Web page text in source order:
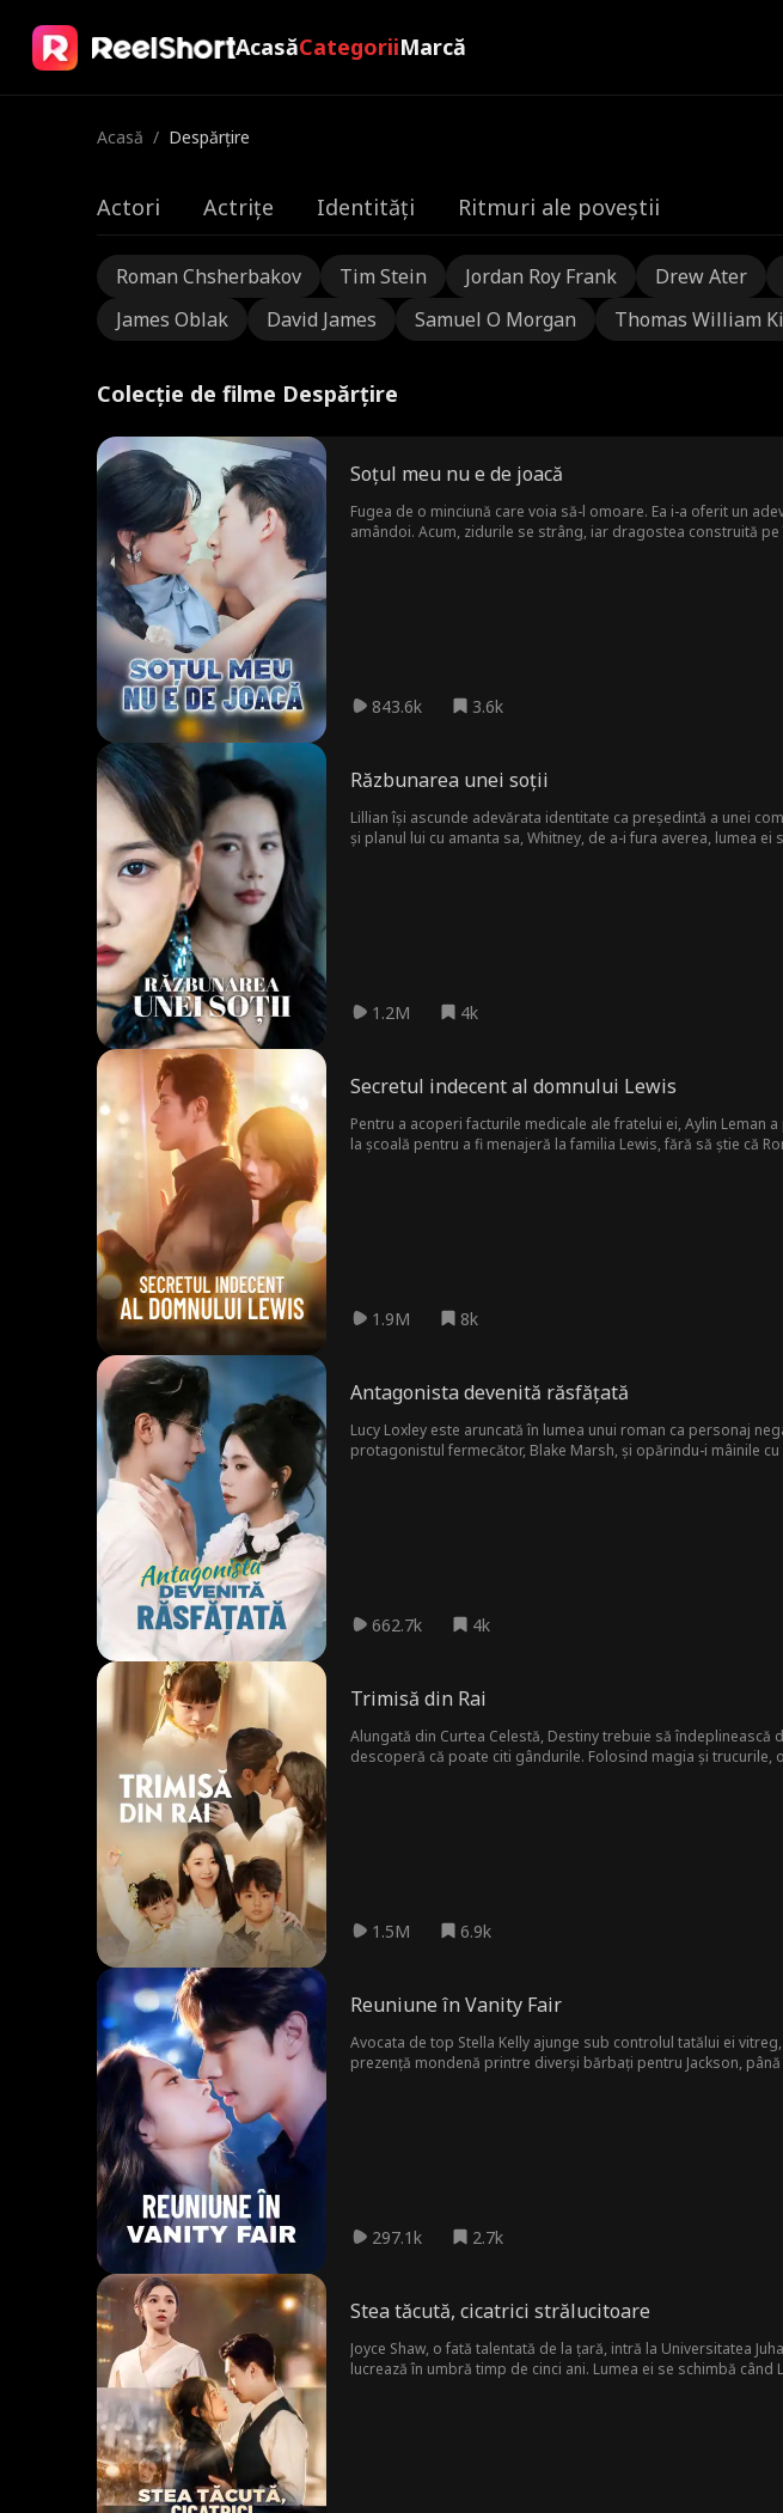
AcasăCategoriiMarcă
Acasă / Despărțire
Actori Actrițe Identități Ritmuri ale poveștii
Roman Chsherbakov Tim Stein Jordan Roy Frank Drew Ater
James Oblak
David James Samuel O Morgan Thomas William
Colecție de filme Despărțire
Soțul meu nu e de joacă
Fugea de o minciună care voia să-l omoare. Ea i-a oferit un
amândoi. Acum, zidurile se strâng, iar dragostea construită
843.6k 3.6k
Răzbunarea unei soții
Lillian își ascunde adevărata identitate ca președintă a unei
și planul lui cu amanta sa, Whitney, de a-i fura averea, lumea
1.2M 4k
Secretul indecent al domnului Lewis
Pentru a acoperi facturile medicale ale fratelui ei, Aylin Leman
la școală pentru a fi menajeră la familia Lewis, fără să știe că
1.9M 8k
Antagonista devenită răsfățată
Lucy Loxley este aruncată în lumea unui roman ca personaj
protagonistul fermecător, Blake Marsh, și opărindu-i mâinile
662.7k 4k
Trimisă din Rai
Alungată din Curtea Celestă, Destiny trebuie să
descoperă că poate citi gândurile. Folosind magia și trucurile,
1.5M 6.9k
Reuniune în Vanity Fair
Avocata de top Stella Kelly ajunge sub controlul tatălui ei
prezență mondenă printre diverși bărbați pentru Jackson,
297.1k 2.7k
Stea tăcută, cicatrici strălucitoare
Joyce Shaw, o fată talentată de la țară, intră la Universitatea
lucrează în umbră timp de cinci ani. Lumea ei se schimbă